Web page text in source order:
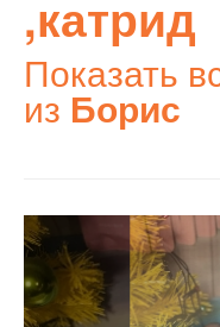
,катрид
Показать
из Борис